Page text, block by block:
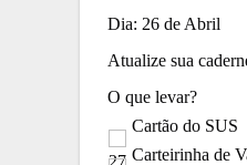
Dia: 26 de Abril
Atualize sua
O que levar?
Cartão do SUS
Carteirinha de